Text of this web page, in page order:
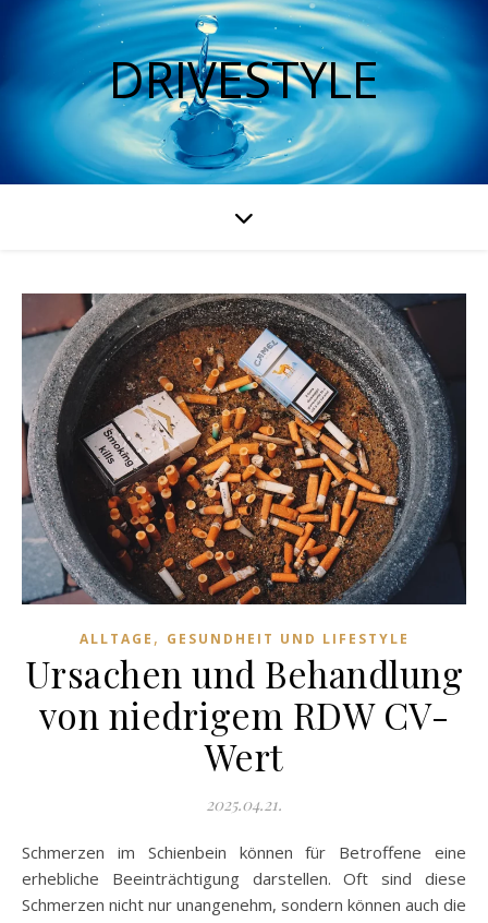
DRIVESTYLE
ALLTAGE , GESUNDHEIT UND LIFESTYLE
Ursachen und Behandlung
von niedrigem RDW CV-
Wert
2025.04.21.
Schmerzen im Schienbein können für Betroffene eine
erhebliche Beeinträchtigung darstellen. Oft sind diese
Schmerzen nicht nur unangenehm, sondern können auch die